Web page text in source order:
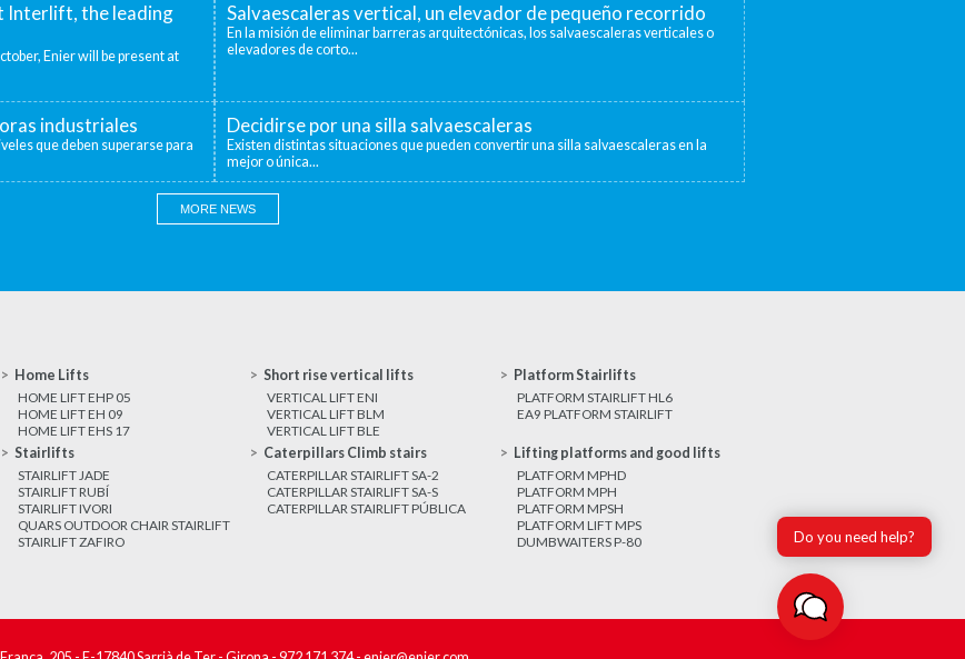
Interlift, the leading
Enier will be present at
Salvaescaleras vertical, un elevador de pequeño recorrido
En la misión de eliminar barreras arquitectónicas, los salvaescaleras verticales o
elevadores de corto...
industriales
que deben superarse para
Decidirse por una silla salvaescaleras
Existen distintas situaciones que pueden convertir una silla salvaescaleras en la
mejor o única...
MORE NEWS
Home Lifts
HOME LIFT EHP 05
HOME LIFT EH 09
HOME LIFT EHS 17
Short rise vertical lifts
VERTICAL LIFT ENI
VERTICAL LIFT BLM
VERTICAL LIFT BLE
Platform Stairlifts
PLATFORM STAIRLIFT HL6
EA9 PLATFORM STAIRLIFT
Stairlifts
STAIRLIFT JADE
STAIRLIFT RUBÍ
STAIRLIFT IVORI
QUARS OUTDOOR CHAIR STAIRLIFT
STAIRLIFT ZAFIRO
Caterpillars Climb stairs
CATERPILLAR STAIRLIFT SA-2
CATERPILLAR STAIRLIFT SA-S
CATERPILLAR STAIRLIFT PÚBLICA
Lifting platforms and good lifts
PLATFORM MPHD
PLATFORM MPH
PLATFORM MPSH
PLATFORM LIFT MPS
DUMBWAITERS P-80
Do you need help?